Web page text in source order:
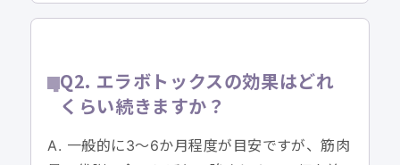
Q2. エラボトックスの効果はどれ
くらい続きますか？
A. 一般的に3〜6か月程度が目安ですが、筋肉